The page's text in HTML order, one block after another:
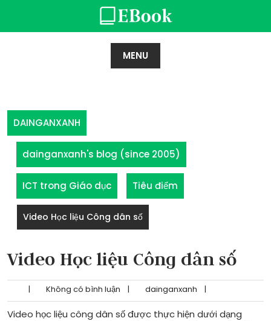
content
MENU
DAINGANXANH
dainganxanh's blog (since 2005)
ICT trong Giáo dục Tiêu điểm
Video Học liệu Công dân số
Video Học liệu Công dân số
| Không có bình luận | dainganxanh |
Video học liệu công dân số được thực hiện dưới dạng